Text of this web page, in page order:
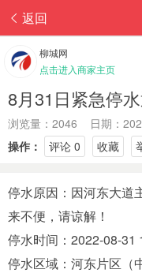
返回
柳城网
点击进入商家主页
8月31日紧急停
浏览量：2046 日期：
操作：
评论 0 收藏
停水原因：因河东大道
来不便，请谅解！
停水时间：2022-08-31
停水区域：河东片区（